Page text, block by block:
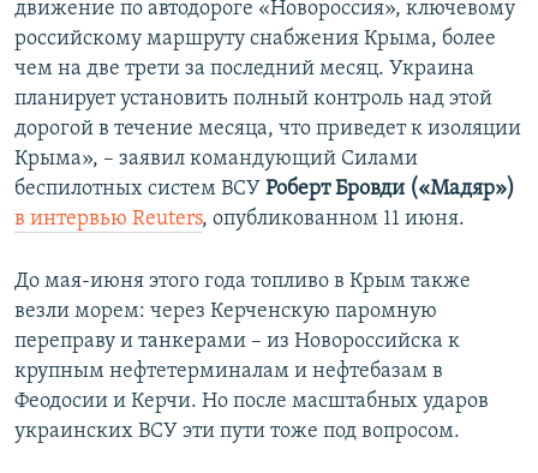
движение по автодороге «Новороссия», ключевому
российскому маршруту снабжения Крыма, более
чем на две трети за последний месяц. Украина
планирует установить полный контроль над этой
дорогой в течение месяца, что приведет к изоляции
Крыма», – заявил командующий Силами
беспилотных систем ВСУ Роберт Бровди («Мадяр»)
в интервью Reuters, опубликованном 11 июня.
До мая-июня этого года топливо в Крым также
везли морем: через Керченскую паромную
переправу и танкерами – из Новороссийска к
крупным нефтетерминалам и нефтебазам в
Феодосии и Керчи. Но после масштабных ударов
украинских ВСУ эти пути тоже под вопросом.